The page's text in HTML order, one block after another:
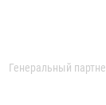
Генеральный